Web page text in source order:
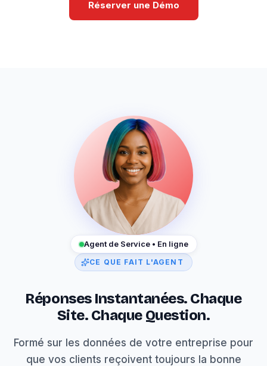
Réserver une Démo
Agent de Service • En ligne
CE QUE FAIT L'AGENT
Réponses Instantanées. Chaque
Site. Chaque Question.
Formé sur les données de votre entreprise pour
que vos clients reçoivent toujours la bonne